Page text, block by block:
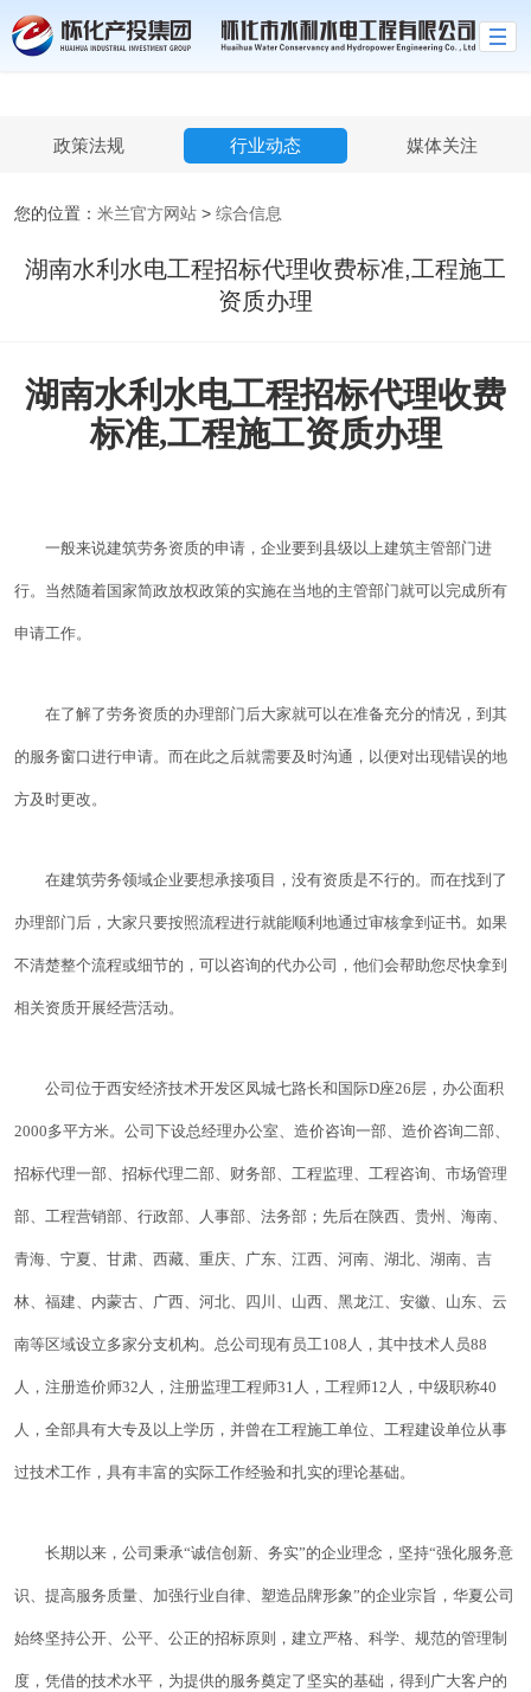
米兰官方网站
政策法规 行业动态 媒体关注
您的位置： 米兰官方网站 > 综合信息
湖南水利水电工程招标代理收费标准,工程施工
资质办理
湖南水利水电工程招标代理收费
标准,工程施工资质办理
一般来说建筑劳务资质的申请，企业要到县级以上建筑主管部门进
行。当然随着国家简政放权政策的实施在当地的主管部门就可以完成所有
申请工作。
在了解了劳务资质的办理部门后大家就可以在准备充分的情况，到其
的服务窗口进行申请。而在此之后就需要及时沟通，以便对出现错误的地
方及时更改。
在建筑劳务领域企业要想承接项目，没有资质是不行的。而在找到了
办理部门后，大家只要按照流程进行就能顺利地通过审核拿到证书。如果
不清楚整个流程或细节的，可以咨询的代办公司，他们会帮助您尽快拿到
相关资质开展经营活动。
公司位于西安经济技术开发区凤城七路长和国际D座26层，办公面积
2000多平方米。公司下设总经理办公室、造价咨询一部、造价咨询二部、
招标代理一部、招标代理二部、财务部、工程监理、工程咨询、市场管理
部、工程营销部、行政部、人事部、法务部；先后在陕西、贵州、海南、
青海、宁夏、甘肃、西藏、重庆、广东、江西、河南、湖北、湖南、吉
林、福建、内蒙古、广西、河北、四川、山西、黑龙江、安徽、山东、云
南等区域设立多家分支机构。总公司现有员工108人，其中技术人员88
人，注册造价师32人，注册监理工程师31人，工程师12人，中级职称40
人，全部具有大专及以上学历，并曾在工程施工单位、工程建设单位从事
过技术工作，具有丰富的实际工作经验和扎实的理论基础。
长期以来，公司秉承“诚信创新、务实”的企业理念，坚持“强化服务意
识、提高服务质量、加强行业自律、塑造品牌形象”的企业宗旨，华夏公司
始终坚持公开、公平、公正的招标原则，建立严格、科学、规范的管理制
度，凭借的技术水平，为提供的服务奠定了坚实的基础，得到广大客户的